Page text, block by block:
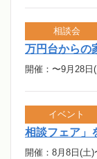
万円台からの
開催：〜9月28
相談会
相談フェア」
開催：8月8日(土
イベント